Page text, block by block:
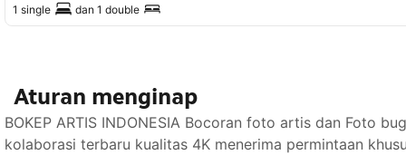
1 single dan 1 double
Aturan menginap
BOKEP ARTIS INDONESIA Bocoran foto artis dan Foto
kolaborasi terbaru kualitas 4K menerima permintaan